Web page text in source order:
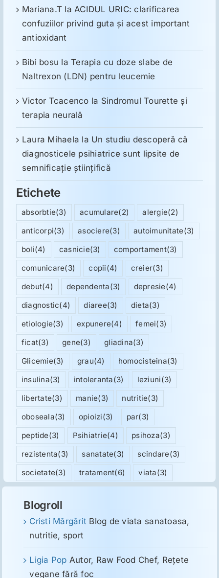
Mariana.T la ACIDUL URIC: clarificarea
confuziilor privind guta și acest important
antioxidant
Bibi bosu laTerapia cu doze slabe de
Naltrexon (LDN) pentru leucemie
Victor Tcacenco la Sindromul Tourette şi
terapia neurală
Laura Mihaela la Un studiu descoperă că
diagnosticele psihiatrice sunt lipsite de
semnificație științifică
Etichete
absorbtie(3) acumulare(2) alergie(2)
anticorpi(3) asociere(3) autoimunitate(3)
boli(4) casnicie(3) comportament(3)
comunicare(3) copii(4) creier(3)
debut(4) dependenta(3) depresie(4)
diagnostic(4) diaree(3) dieta(3)
etiologie(3) expunere(4) femei(3)
ficat(3) gene(3) gliadina(3)
Glicemie(3) grau(4) homocisteina(3)
insulina(3) intoleranta(3) leziuni(3)
libertate(3) manie(3) nutritie(3)
oboseala(3) opioizi(3) par(3)
peptide(3) Psihiatrie(4) psihoza(3)
rezistenta(3) sanatate(3) scindare(3)
societate(3) tratament(6) viata(3)
Blogroll
Cristi Mărgărit Blog de viata sanatoasa,
nutritie, sport
Ligia Pop Autor, Raw Food Chef, Reţete
vegane fără foc